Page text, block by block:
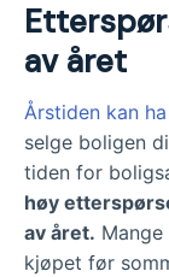
av året
Årstiden kan
selge boligen
tiden for
høy
av året.
kjøpet før